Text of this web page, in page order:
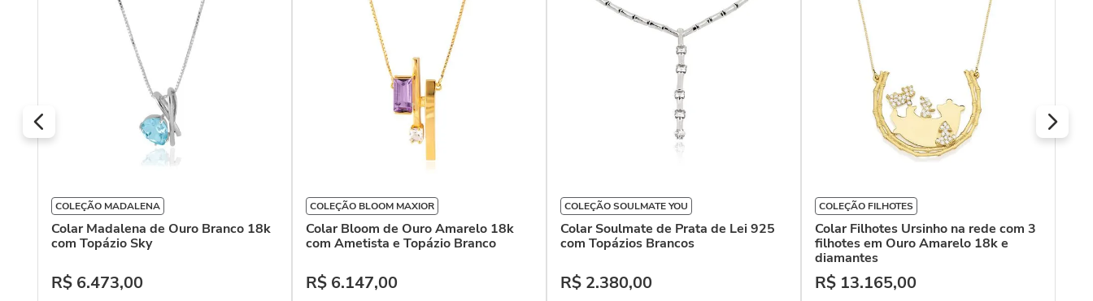
COLEÇÃO MADALENA
Colar Madalena de Ouro Branco 18k
com Topázio Sky
R$ 6.473,00
COLEÇÃO BLOOM MAXIOR
Colar Bloom de Ouro Amarelo 18k
com Ametista e Topázio Branco
R$ 6.147,00
COLEÇÃO SOULMATE YOU
Colar Soulmate de Prata de Lei 925
com Topázios Brancos
R$ 2.380,00
COLEÇÃO FILHOTES
Colar Filhotes Ursinho na rede com 3
filhotes em Ouro Amarelo 18k e
diamantes
R$ 13.165,00